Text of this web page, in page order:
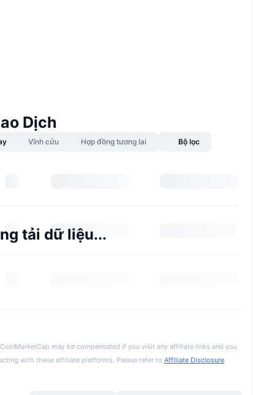
Dịch
Vĩnh cửu Hợp đồng tương lai Bộ lọc
tải dữ liệu...
may be compensated if you visit any affiliate links and you
with these affiliate platforms. Please refer to Affiliate Disclosure.